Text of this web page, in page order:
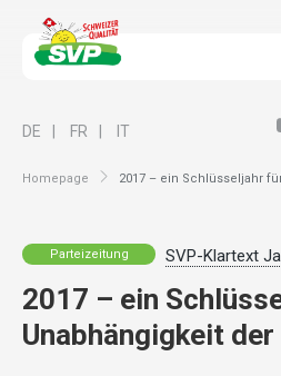
Homepage 2017 – ein Schlüsseljahr
DE FR IT
Parteizeitung SVP-Klartext
2017 – ein
Unabhängigkeit